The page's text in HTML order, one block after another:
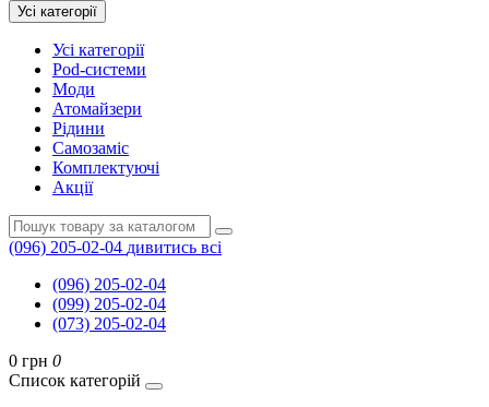
Усі категорії
Усі категорії
Pod-системи
Моди
Атомайзери
Рідини
Самозаміс
Комплектуючі
Акції
(096) 205-02-04 дивитись всі
(096) 205-02-04
(099) 205-02-04
(073) 205-02-04
0 грн 0
Список категорій